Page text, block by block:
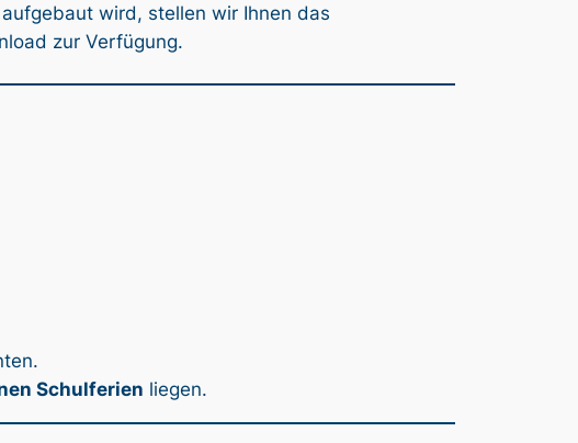
wird, stellen wir Ihnen das
zur Verfügung.
Schulferien liegen.